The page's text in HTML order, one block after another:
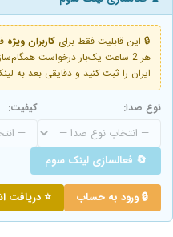
🔒 این قابلیت فقط برای کاربران ویژه
ایران را ثبت کنید و دقایقی بعد
نوع صدا: کیفیت:
🔄 فعالسازی لینک سوم
🔒 ورود به حساب ⭐ دریافت